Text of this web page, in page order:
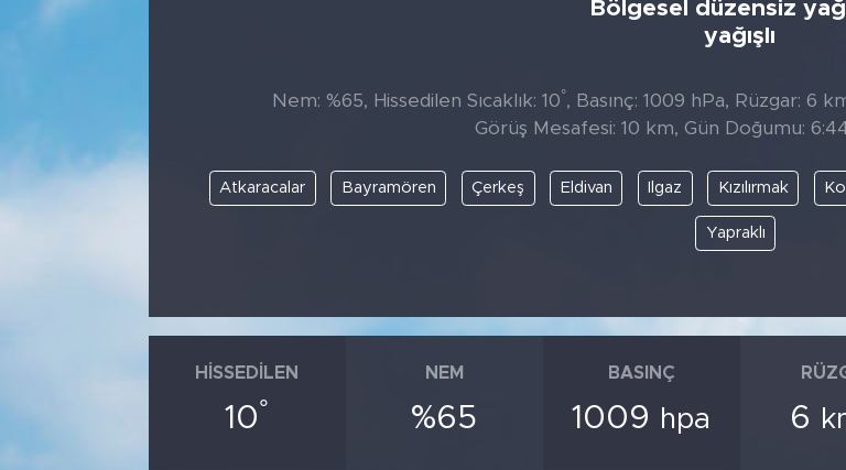
Bölgesel düzensiz
yağışlı
Nem: %65, Hissedilen Sıcaklık: 10°, Basınç: 1009 hPa, Rüzgar: 6
Görüş Mesafesi: 10 km, Gün Doğumu: 6:44,
Atkaracalar Bayramören Çerkeş Eldivan Ilgaz Kızılırmak
Yapraklı
HISSEDILEN
10°
NEM
%65
BASINÇ
1009 hpa 6
Söyleşi